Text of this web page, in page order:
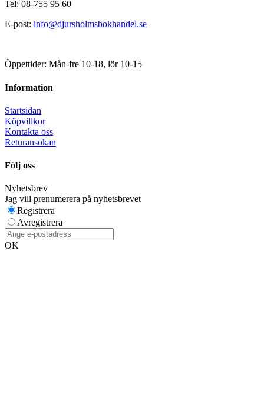
Tel: 08-755 95 60
E-post: info@djursholmsbokhandel.se
Öppettider: Mån-fre 10-18, lör 10-15
Information
Startsidan
Köpvillkor
Kontakta oss
Returansökan
Följ oss
Nyhetsbrev
Jag vill prenumerera på nyhetsbrevet
Registrera
Avregistrera
OK